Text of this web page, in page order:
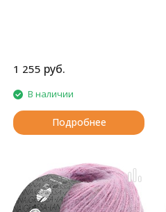
1 255 руб.
В наличии
Подробнее